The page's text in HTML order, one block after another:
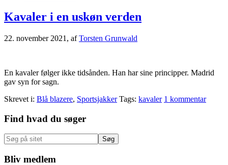
Kavaler i en uskøn verden
22. november 2021 , afTorsten Grunwald
En kavaler følger ikke tidsånden. Han har sine principper. Madrid
gav syn for sagn.
Skrevet i: Blå blazere, Sportsjakker Tags: kavaler 1 kommentar
Primær
Sidebar
Find hvad du søger
Søg
på
sitet
Bliv medlem